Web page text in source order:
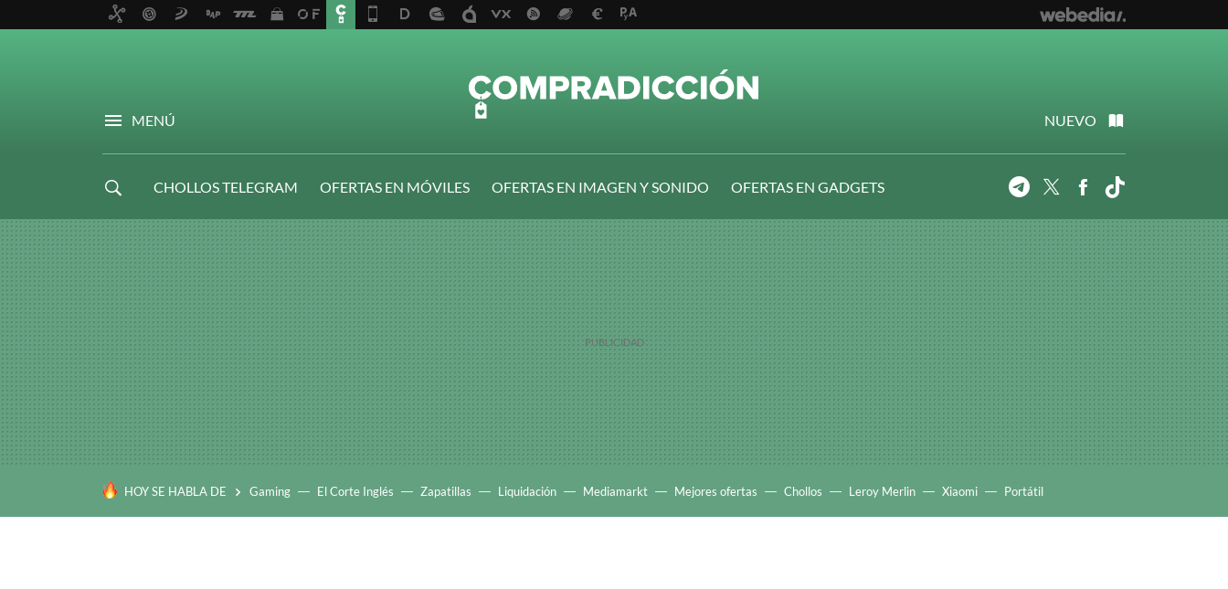
MENÚ NUEVO
CHOLLOS TELEGRAM OFERTAS EN MÓVILES OFERTAS EN IMAGEN Y SONIDO
OFERTAS EN GADGETS
TelegramTwitterFacebook
HOY SE HABLA DE Gaming El Corte Inglés Zapatillas Liquidación Mediamarkt Mejores ofertas Chollos Leroy Merlin Xiaomi Portátil